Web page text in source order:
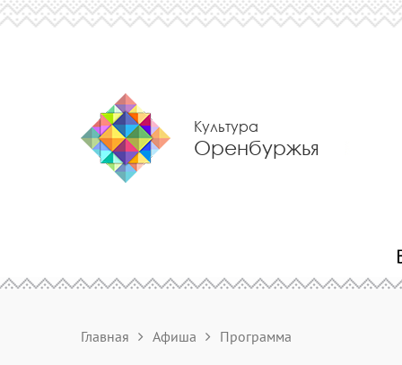
Культура
Оренбуржья
Главная Афиша Программа